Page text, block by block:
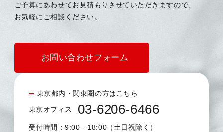
ご予算にあわせてお見積もりさせていただきますので、
お気軽にご相談ください。
お問い合わせフォーム
東京都内・関東圏の方はこちら
東京オフィス 03-6206-6466
受付時間：9:00 - 18:00（土日祝除く）